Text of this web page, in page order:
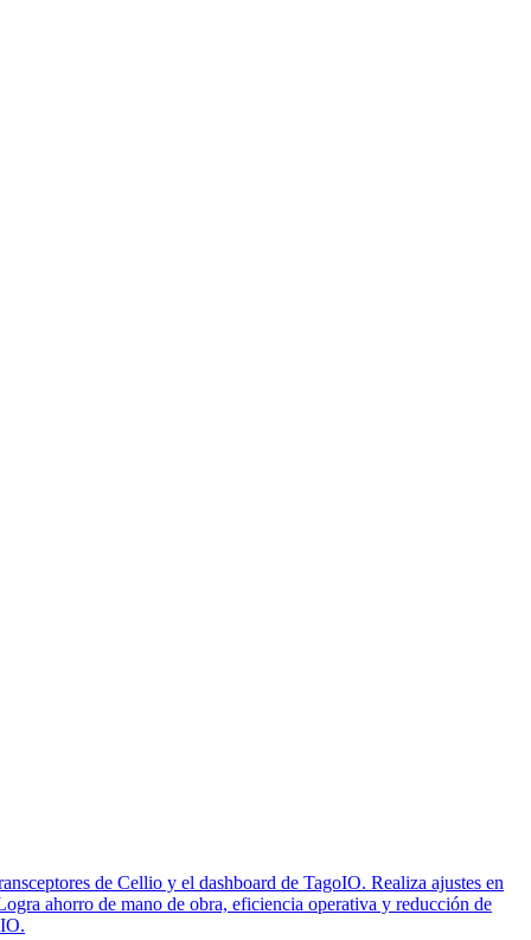
de Cellio y el dashboard de TagoIO. Realiza ajustes en
ahorro de mano de obra, eficiencia operativa y reducción de